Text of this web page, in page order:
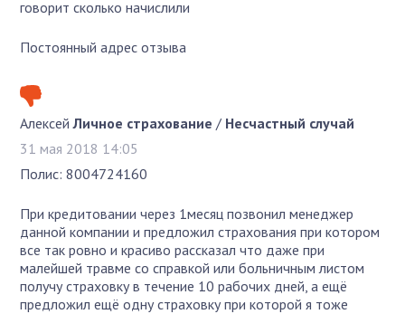
говорит сколько начислили
Постоянный адрес отзыва
АлексейЛичное страхование / Несчастный случай
31 мая 2018 14:05
Полис: 8004724160
При кредитовании через 1месяц позвонил менеджер
данной компании и предложил страхования при котором
все так ровно и красиво рассказал что даже при
малейшей травме со справкой или больничным листом
получу страховку в течение 10 рабочих дней, а ещё
предложил ещё одну страховку при которой я тоже